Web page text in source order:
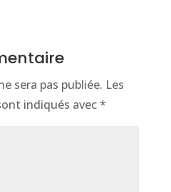
sera pas publiée. Les
indiqués avec*